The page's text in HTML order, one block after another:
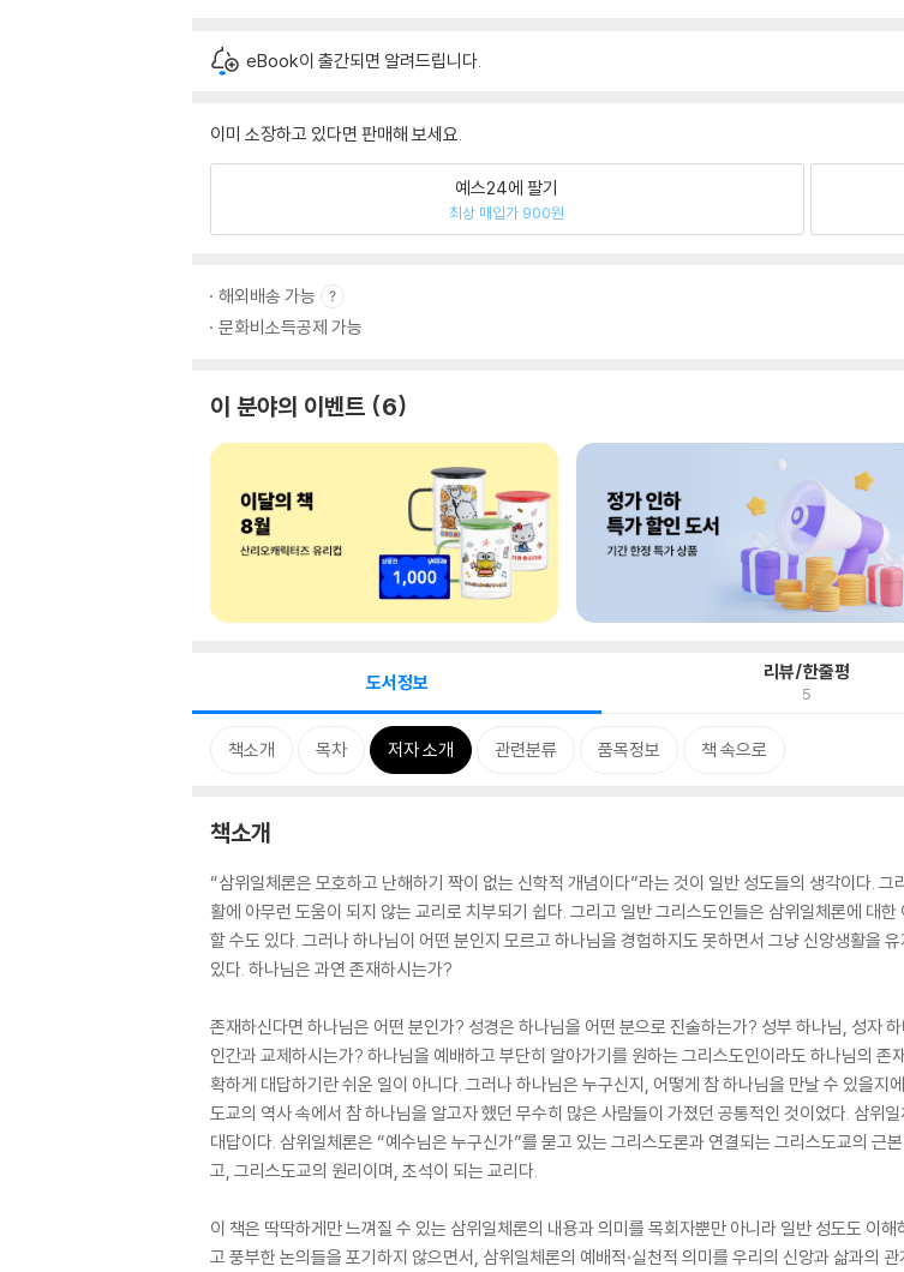
eBook이 출간되면 알려드립니다.
이미 소장하고 있다면 판매해 보세요.
예스24에 팔기
최상 매입가 900원
해외배송 가능
문화비소득공제 가능
이 분야의 이벤트 6
도서정보 리뷰/한줄평
5
책소개 목차 저자 소개 관련분류 품목정보 책 속으로
책소개
“삼위일체론은 모호하고 난해하기 짝이 없는 신학적 개념이다”라는 것이 일반 성도들의 생각이다.
활에 아무런 도움이 되지 않는 교리로 치부되기 쉽다. 그리고 일반 그리스도인들은 삼위일체론에 대
할 수도 있다. 그러나 하나님이 어떤 분인지 모르고 하나님을 경험하지도 못하면서 그냥 신앙생활을
있다. 하나님은 과연 존재하시는가?
존재하신다면 하나님은 어떤 분인가? 성경은 하나님을 어떤 분으로 진술하는가? 성부 하나님, 성자
인간과 교제하시는가? 하나님을 예배하고 부단히 알아가기를 원하는 그리스도인이라도 하나님의
확하게 대답하기란 쉬운 일이 아니다. 그러나 하나님은 누구신지, 어떻게 참 하나님을 만날 수 있을
도교의 역사 속에서 참 하나님을 알고자 했던 무수히 많은 사람들이 가졌던 공통적인 것이었다. 삼위
대답이다. 삼위일체론은 “예수님은 누구신가”를 묻고 있는 그리스도론과 연결되는 그리스도교의 근
고, 그리스도교의 원리이며, 초석이 되는 교리다.
이 책은 딱딱하게만 느껴질 수 있는 삼위일체론의 내용과 의미를 목회자뿐만 아니라 일반 성도도 이
고 풍부한 논의들을 포기하지 않으면서, 삼위일체론의 예배적·실천적 의미를 우리의 신앙과 삶과의